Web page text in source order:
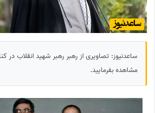
ساعدنیوز: تصاویری از رهبر رهبر شهید انقلاب در
مشاهده بفرمایید.